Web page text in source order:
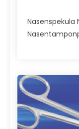
Nasenspekula